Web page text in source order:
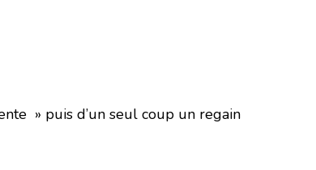
» puis d’un seul coup un regain